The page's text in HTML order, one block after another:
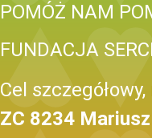
POMÓŻ NAM
FUNDACJA
Cel
ZC 8234